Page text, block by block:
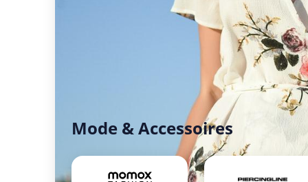
Mode & Accessoires